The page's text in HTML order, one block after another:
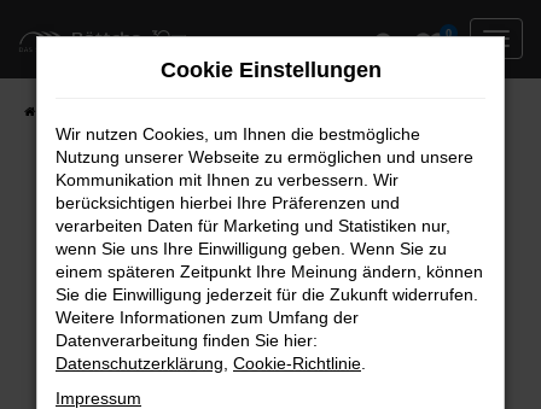
Zum
springen
0
Fehler: Network Error
Beim Laden ist ein Fehler aufgetreten.
Hier sind ein paar Tipps, die dir helfen können:
Überprüfe deine Firewall und deine
Internetverbindung.
Laden andere Webseiten, zum Beispiel deine
Cookie Einstellungen
Wir nutzen Cookies, um Ihnen die bestmögliche
Nutzung unserer Webseite zu ermöglichen und unsere
Kommunikation mit Ihnen zu verbessern. Wir
berücksichtigen hierbei Ihre Präferenzen und
verarbeiten Daten für Marketing und Statistiken nur,
wenn Sie uns Ihre Einwilligung geben. Wenn Sie zu
einem späteren Zeitpunkt Ihre Meinung ändern, können
Sie die Einwilligung jederzeit für die Zukunft widerrufen.
Weitere Informationen zum Umfang der
Datenverarbeitung finden Sie hier:
Datenschutzerklärung Cookie-Richtlinie
Impressum